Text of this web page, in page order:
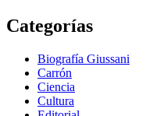
Categorías
Biografía Giussani
Carrón
Ciencia
Cultura